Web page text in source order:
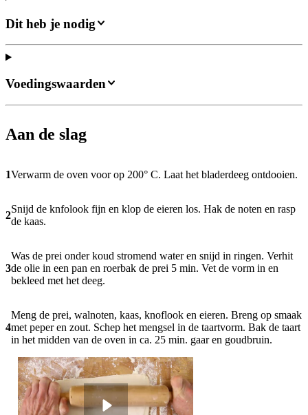
Dit heb je nodig
Aan de slag
1Verwarm de oven voor op 200° C. Laat het bladerdeeg ontdooien.
2
Snijd de knfolook fijn en klop de eieren los. Hak de noten en rasp
de kaas.
3
Was de prei onder koud stromend water en snijd in ringen. Verhit
de olie in een pan en roerbak de prei 5 min. Vet de vorm in en
bekleed met het deeg.
4
Meng de prei, walnoten, kaas, knoflook en eieren. Breng op smaak
met peper en zout. Schep het mengsel in de taartvorm. Bak de taart
in het midden van de oven in ca. 25 min. gaar en goudbruin.
Voedingswaarden